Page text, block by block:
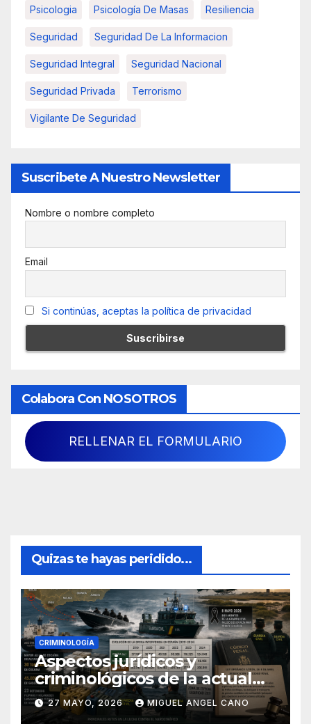
Psicologia Psicología De Masas Resiliencia
Seguridad Seguridad De La Informacion
Seguridad Integral Seguridad Nacional
Seguridad Privada Terrorismo
Vigilante De Seguridad
Suscribete A Nuestro Newsletter
Nombre o nombre completo
Email
Si continúas, aceptas la política de privacidad
Colabora Con NOSOTROS
RELLENAR EL FORMULARIO
Quizas te hayas peridido...
CRIMINOLOGÍA
Aspectos jurídicos y
criminológicos de la actual
lucha contra el narcotráfico
en el sur de España
27 MAYO, 2026 MIGUEL ANGEL CANO